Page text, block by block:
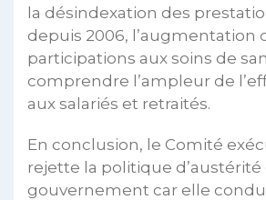
la désindexation des
depuis 2006, l’augmentation
participations aux soins de
comprendre l’ampleur de
aux salariés et retraités.
En conclusion, le Comité
rejette la politique d’austérité
gouvernement car elle